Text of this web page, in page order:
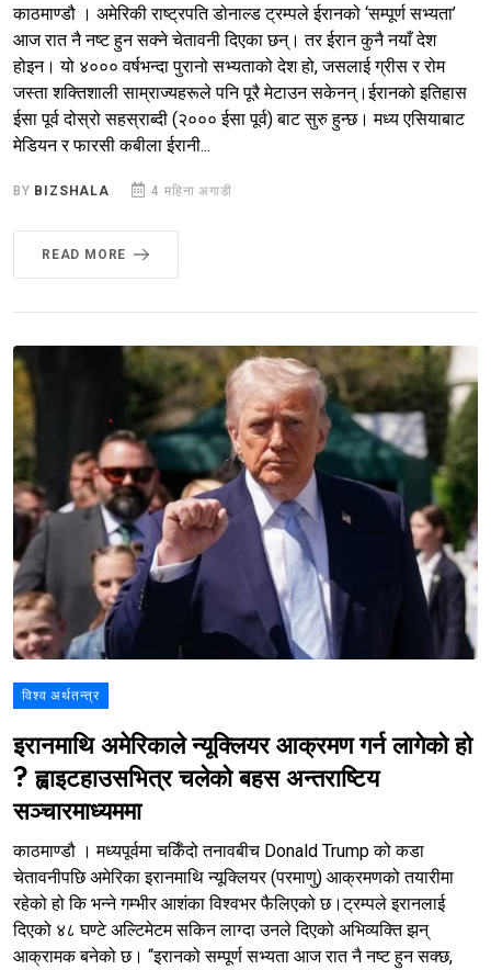
काठमाण्डौ । अमेरिकी राष्ट्रपति डोनाल्ड ट्रम्पले ईरानको ‘सम्पूर्ण सभ्यता’
आज रात नै नष्ट हुन सक्ने चेतावनी दिएका छन्। तर ईरान कुनै नयाँ देश
होइन। यो ४००० वर्षभन्दा पुरानो सभ्यताको देश हो, जसलाई ग्रीस र रोम
जस्ता शक्तिशाली साम्राज्यहरूले पनि पूरै मेटाउन सकेनन्।ईरानको इतिहास
ईसा पूर्व दोस्रो सहस्राब्दी (२००० ईसा पूर्व) बाट सुरु हुन्छ। मध्य एसियाबाट
मेडियन र फारसी कबीला ईरानी...
BY BIZSHALA 4 महिना अगाडी
READ MORE
विश्व अर्थतन्त्र
इरानमाथि अमेरिकाले न्यूक्लियर आक्रमण गर्न लागेको हो
? ह्वाइटहाउसभित्र चलेको बहस अन्तराष्टिय
सञ्चारमाध्यममा
काठमाण्डौ । मध्यपूर्वमा चर्किँदो तनावबीच Donald Trump को कडा
चेतावनीपछि अमेरिका इरानमाथि न्यूक्लियर (परमाणु) आक्रमणको तयारीमा
रहेको हो कि भन्ने गम्भीर आशंका विश्वभर फैलिएको छ।ट्रम्पले इरानलाई
दिएको ४८ घण्टे अल्टिमेटम सकिन लाग्दा उनले दिएको अभिव्यक्ति झन्
आक्रामक बनेको छ। “इरानको सम्पूर्ण सभ्यता आज रात नै नष्ट हुन सक्छ,